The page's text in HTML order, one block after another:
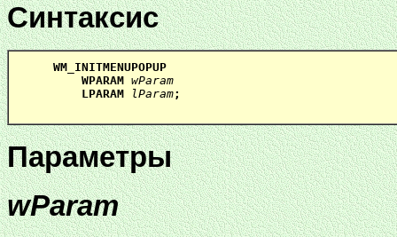
Синтаксис
WM_INITMENUPOPUP
    WPARAM
wParam
    LPARAM
lParam;
Параметры
wParam